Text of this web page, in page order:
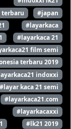
#japan
#layarkaca
#layarkaca 21
film semi
terbaru 2019
indoxxi
#layar kaca 21 semi
#layarkaca21.com
#layarkacaxxi
#lk21 2019